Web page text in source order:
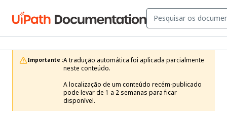
Importante :A tradução automática foi aplicada parcialmente
neste conteúdo.
A localização de um conteúdo recém-publicado
pode levar de 1 a 2 semanas para ficar
disponível.